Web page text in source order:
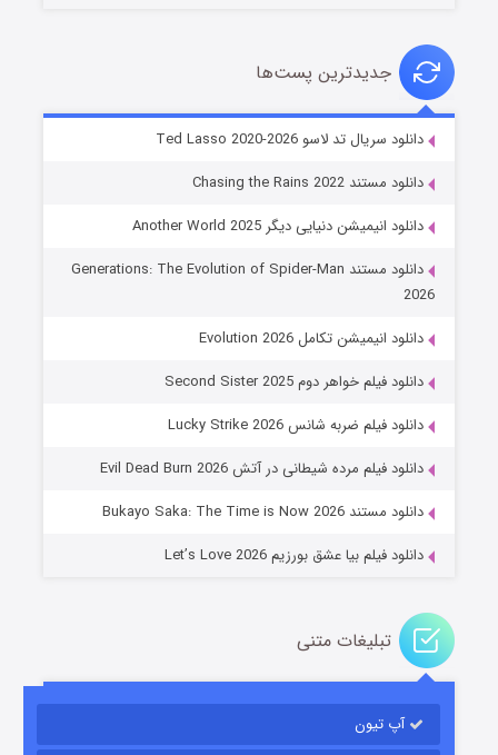
خاندان اژدها فصل ۳
جادوگری در مغولستان
باب اسفنجی فصل ۱۷
قسمت۶ (زیرنویس) منتشر شد
جدیدترین پست‌ها
دانلود سریال تد لاسو Ted Lasso 2020-2026
دانلود مستند Chasing the Rains 2022
دانلود انیمیشن دنیایی دیگر Another World 2025
دانلود مستند Generations: The Evolution of Spider-Man
2026
دانلود انیمیشن تکامل Evolution 2026
دانلود فیلم خواهر دوم Second Sister 2025
دانلود فیلم ضربه شانس Lucky Strike 2026
دانلود فیلم مرده شیطانی در آتش Evil Dead Burn 2026
دانلود مستند Bukayo Saka: The Time is Now 2026
دانلود فیلم بیا عشق بورزیم Let’s Love 2026
تبلیغات متنی
آپ تیون